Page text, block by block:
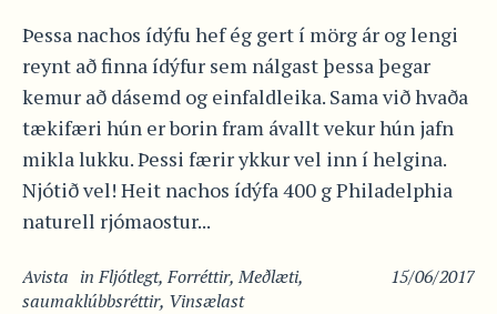
Þessa nachos ídýfu hef ég gert í mörg ár og lengi
reynt að finna ídýfur sem nálgast þessa þegar
kemur að dásemd og einfaldleika. Sama við hvaða
tækifæri hún er borin fram ávallt vekur hún jafn
mikla lukku. Þessi færir ykkur vel inn í helgina.
Njótið vel! Heit nachos ídýfa 400 g Philadelphia
naturell rjómaostur...
15/06/2017
Avista inFljótlegt,Forréttir,Meðlæti,
saumaklúbbsréttir, Vinsælast